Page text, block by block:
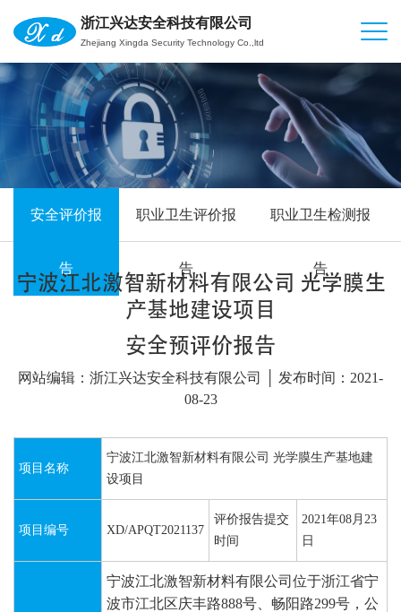
浙江兴达安全科技有限公司
Zhejiang Xingda Security Technology Co.,ltd
安全评价报
告
职业卫生评价报
告
职业卫生检测报
告
宁波江北激智新材料有限公司 光学膜生
产基地建设项目
安全预评价报告
网站编辑：浙江兴达安全科技有限公司 │ 发布时间：2021-
08-23
项目名称
宁波江北激智新材料有限公司 光学膜生产基地建
设项目
项目编号 XD/APQT2021137
评价报告提交
时间
2021年08月23
日
宁波江北激智新材料有限公司位于浙江省宁
波市江北区庆丰路888号、畅阳路299号，公